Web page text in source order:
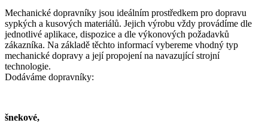
Mechanické dopravníky jsou ideálním prostředkem pro dopravu
sypkých a kusových materiálů. Jejich výrobu vždy provádíme dle
jednotlivé aplikace, dispozice a dle výkonových požadavků
zákazníka. Na základě těchto informací vybereme vhodný typ
mechanické dopravy a její propojení na navazující strojní
technologie.
Dodáváme dopravníky:
šnekové,